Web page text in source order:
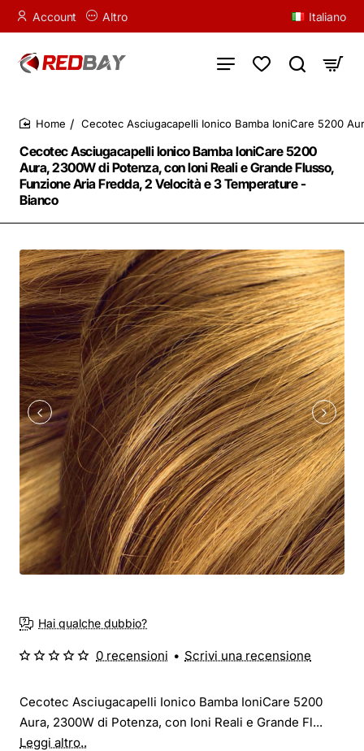
Account Altro Italiano
Cecotec Asciugacapelli Ionico Bamba IoniCare 5200
Aura, 2300W di Potenza, con Ioni Reali e Grande Flusso,
Funzione Aria Fredda, 2 Velocità e 3 Temperature -
Bianco
Cecotec Asciugacapelli Ionico Bamba IoniCare 5200
Hai qualche dubbio?
Cecotec Asciugacapelli Ionico Bamba IoniCare 5200
Aura, 2300W di Potenza, con Ioni Reali e Grande Fl...
Leggi altro..
0 recensioni • Scrivi una recensione